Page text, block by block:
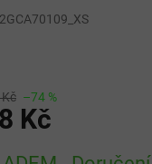
–74 %
Kč